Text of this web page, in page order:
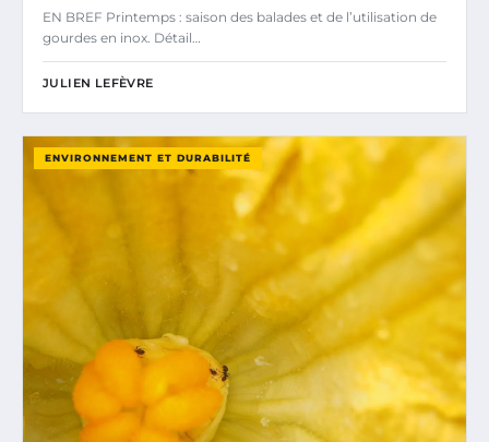
EN BREF Printemps : saison des balades et de l’utilisation de
gourdes en inox. Détail…
JULIEN LEFÈVRE
ENVIRONNEMENT ET DURABILITÉ